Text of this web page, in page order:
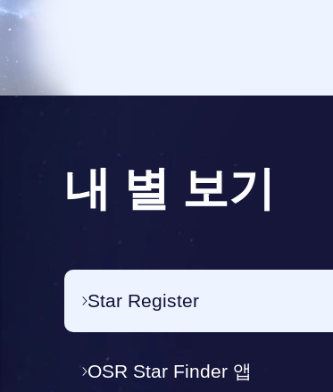
내 별 보기
Star Register
OSR Star Finder 앱